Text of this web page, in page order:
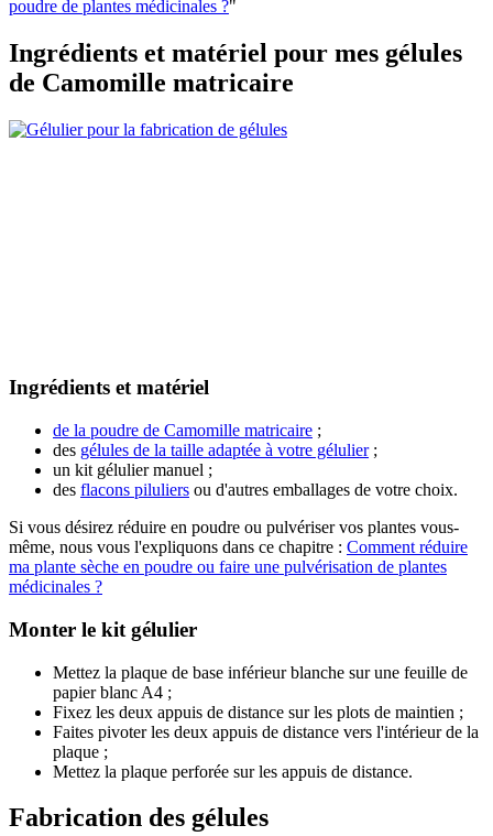
poudre de plantes médicinales ?"
Ingrédients et matériel pour mes gélules
de Camomille matricaire
Ingrédients et matériel
de la poudre de Camomille matricaire ;
des gélules de la taille adaptée à votre gélulier;
un kit gélulier manuel ;
des flacons piluliers ou d'autres emballages de votre choix.
Si vous désirez réduire en poudre ou pulvériser vos plantes vous-
même, nous vous l'expliquons dans ce chapitre : Comment réduire
ma plante sèche en poudre ou faire une pulvérisation de plantes
médicinales ?
Monter le kit gélulier
Mettez la plaque de base inférieur blanche sur une feuille de
papier blanc A4 ;
Fixez les deux appuis de distance sur les plots de maintien ;
Faites pivoter les deux appuis de distance vers l'intérieur de la
plaque ;
Mettez la plaque perforée sur les appuis de distance.
Fabrication des gélules